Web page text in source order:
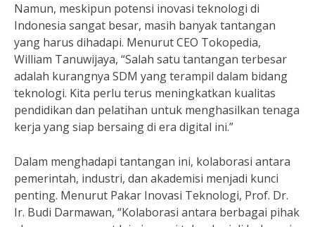
Namun, meskipun potensi inovasi teknologi di
Indonesia sangat besar, masih banyak tantangan
yang harus dihadapi. Menurut CEO Tokopedia,
William Tanuwijaya, “Salah satu tantangan terbesar
adalah kurangnya SDM yang terampil dalam bidang
teknologi. Kita perlu terus meningkatkan kualitas
pendidikan dan pelatihan untuk menghasilkan tenaga
kerja yang siap bersaing di era digital ini.”
Dalam menghadapi tantangan ini, kolaborasi antara
pemerintah, industri, dan akademisi menjadi kunci
penting. Menurut Pakar Inovasi Teknologi, Prof. Dr.
Ir. Budi Darmawan, “Kolaborasi antara berbagai pihak